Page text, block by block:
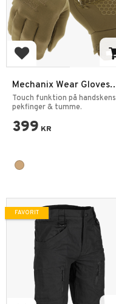
Lägg till i favoriter
Mechanix Wear Gloves
Coldwork Base Layer
Coyote
Touch funktion på handskens
pekfinger & tumme.
399 KR
FAVORIT